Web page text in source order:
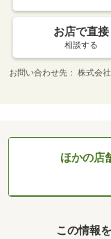
お店で直接
相談する
お問い合わせ先
株式会
ほかの店
この情報